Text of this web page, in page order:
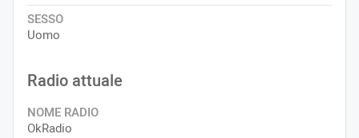
SESSO
Uomo
Radio attuale
NOME RADIO
OkRadio